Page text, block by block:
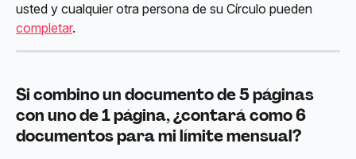
usted y cualquier otra persona de su Círculo pueden
completar.
Si combino un documento de 5 páginas
con uno de 1 página, ¿contará como 6
documentos para mi límite mensual?